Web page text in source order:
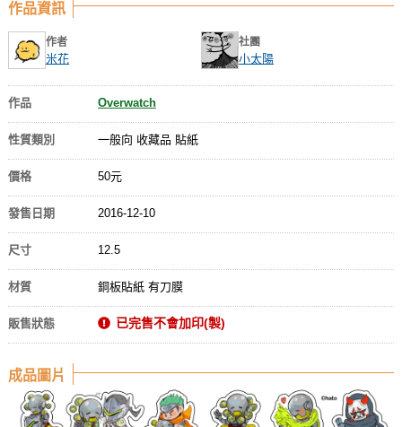
作品資訊
作者
米花
社團
小太陽
作品 Overwatch
性質類別 一般向 收藏品 貼紙
價格 50元
發售日期 2016-12-10
尺寸 12.5
材質 銅板貼紙 有刀膜
販售狀態 已完售不會加印(製)
成品圖片